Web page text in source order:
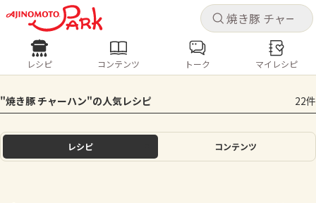
キャ
ログインするとレシピを保存できます
ログイン
ホーム
キャ
レシピ コンテンツ
人気の食材・レシピ
きゅうり なす トマト とうもろこし
ピーマン
レシピ コンテンツ トーク マイレシピ
"焼き豚 チャーハン"の人気レシピ 22件
レシピ コンテンツ